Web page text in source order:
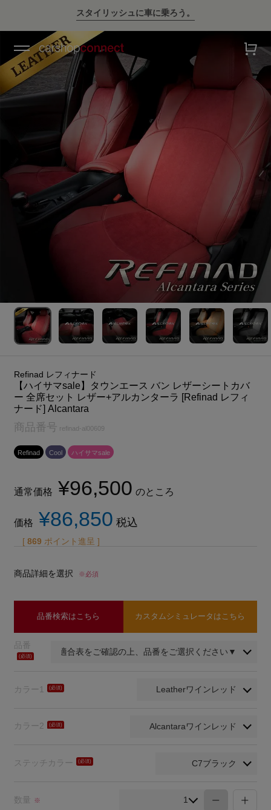
スタイリッシュに車に乗ろう。
💛ハイサマーsale💛
Refinad レフィナード
【ハイサマsale】タウンエース バン レザーシートカバ
ー 全席セット レザー+アルカンターラ [Refinad レフィ
ナード] Alcantara
商品番号 refinad-al00609
Refinad Cool ハイサマsale
通常価格 ¥96,500 のところ
価格 ¥86,850 税込
[ 869 ポイント進呈 ]
商品詳細を選択 ※必須
品番検索はこちら カスタムシミュレータはこちら
品番
カラー1
カラー2
ステッチカラー
数量 ※